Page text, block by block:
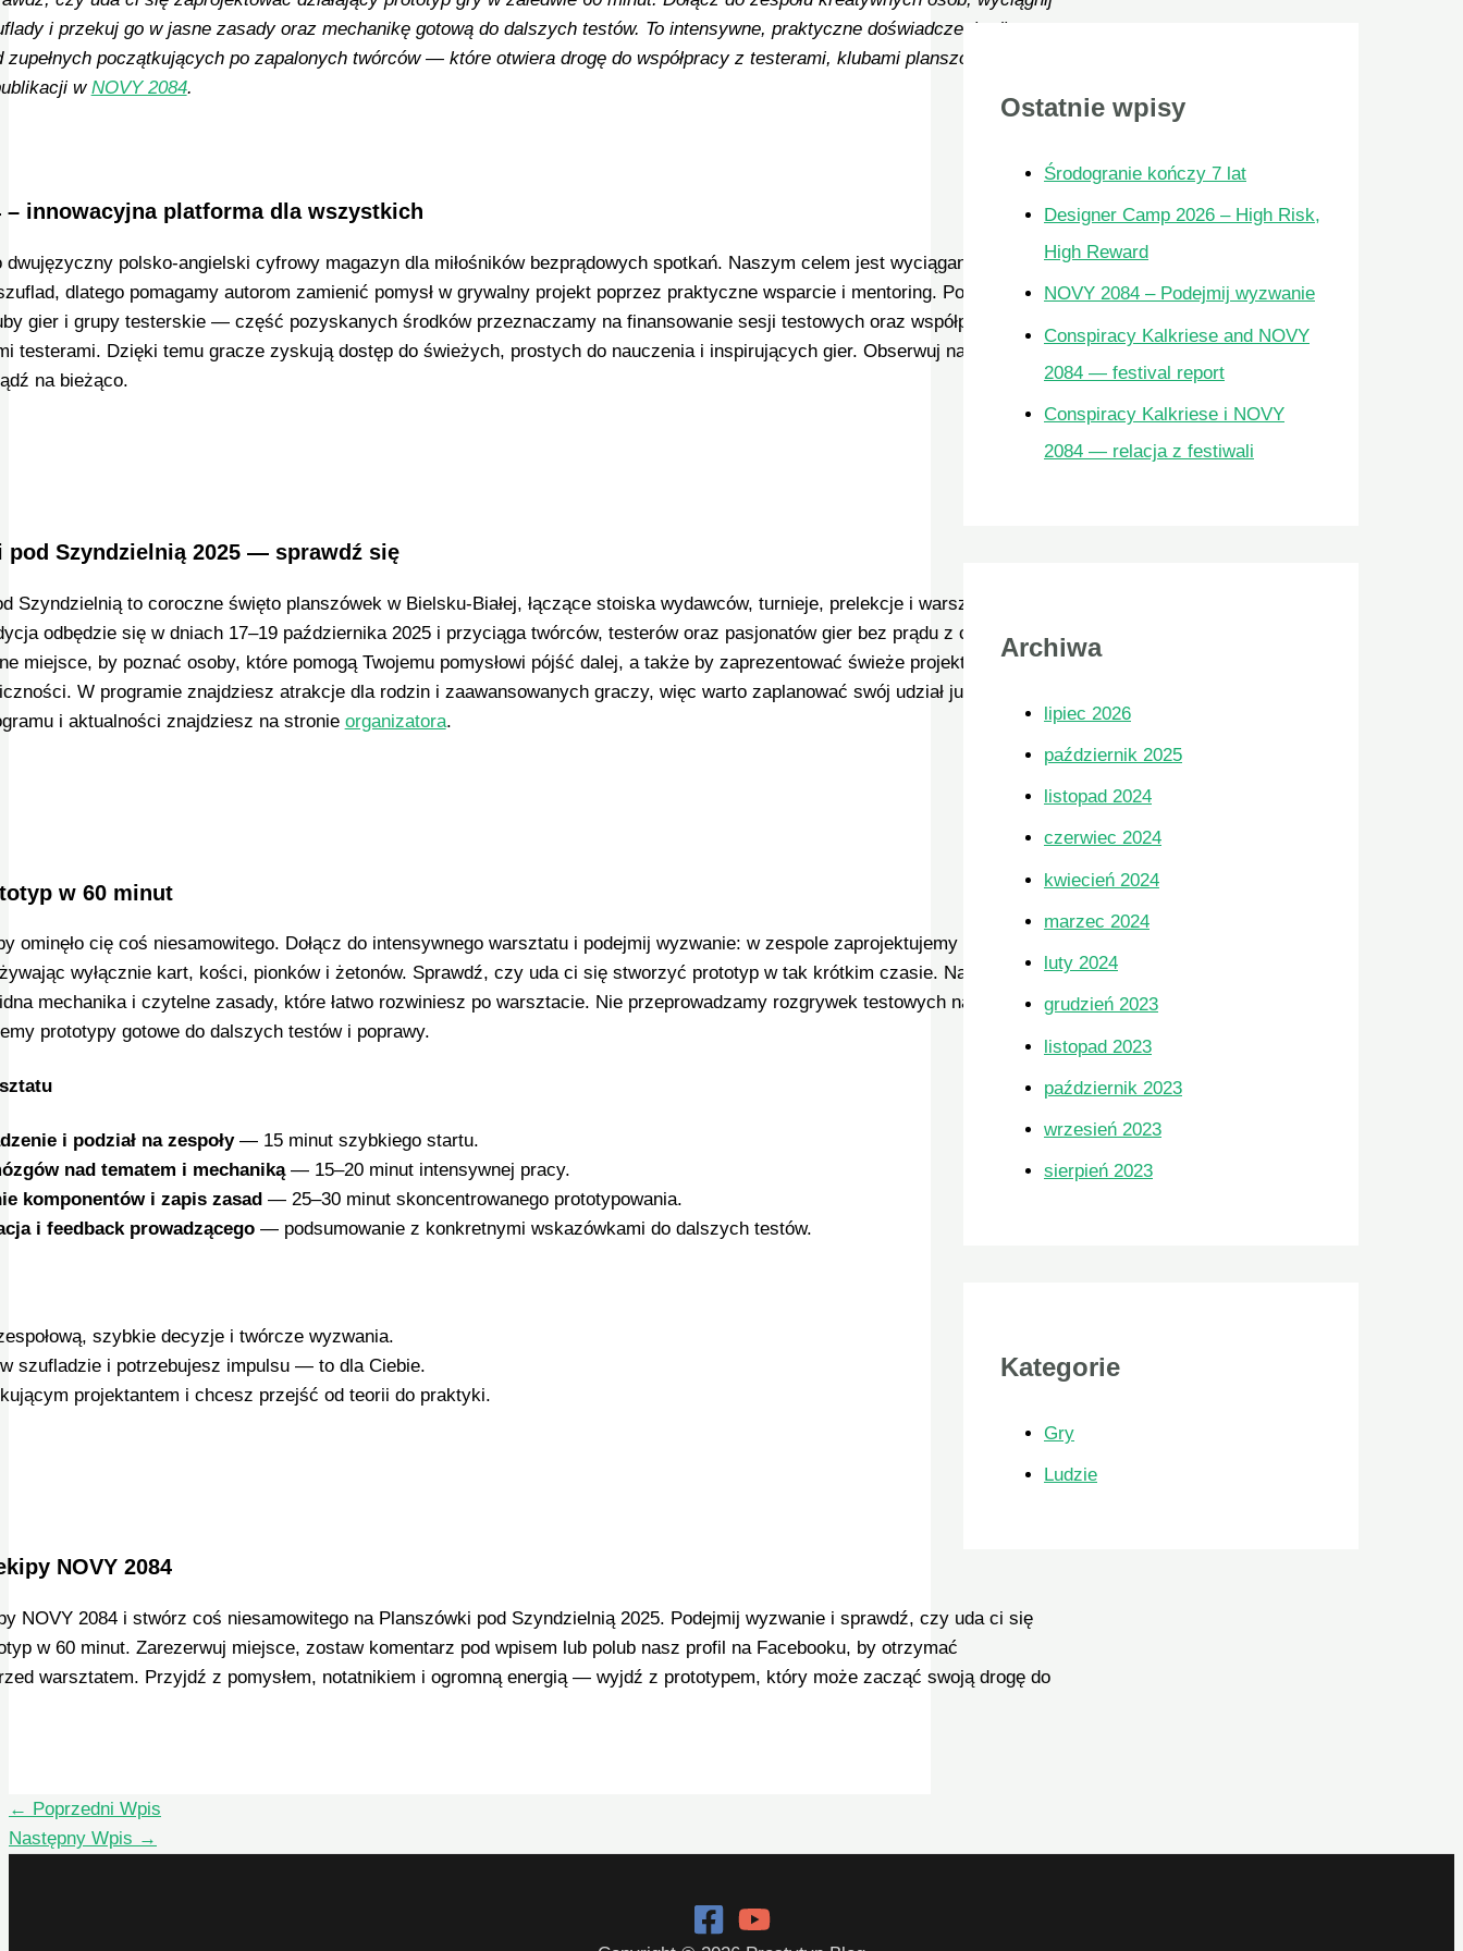
i przekuj go w jasne zasady oraz mechanikę gotową do dalszych testów. To intensywne, praktyczne doświadczenie dla
początkujących po zapalonych twórców — które otwiera drogę do współpracy z testerami, klubami planszowymi i
w NOVY 2084.
– innowacyjna platforma dla wszystkich
dwujęzyczny polsko‑angielski cyfrowy magazyn dla miłośników bezprądowych spotkań. Naszym celem jest wyciąganie
dlatego pomagamy autorom zamienić pomysł w grywalny projekt poprzez praktyczne wsparcie i mentoring. Ponadto
gier i grupy testerskie — część pozyskanych środków przeznaczamy na finansowanie sesji testowych oraz współpracę z
testerami. Dzięki temu gracze zyskują dostęp do świeżych, prostych do nauczenia i inspirujących gier. Obserwuj nas
na bieżąco.
pod Szyndzielnią 2025 — sprawdź się
Szyndzielnią to coroczne święto planszówek w Bielsku‑Białej, łączące stoiska wydawców, turnieje, prelekcje i warsztaty.
odbędzie się w dniach 17–19 października 2025 i przyciąga twórców, testerów oraz pasjonatów gier bez prądu z całego
miejsce, by poznać osoby, które pomogą Twojemu pomysłowi pójść dalej, a także by zaprezentować świeże projekty
W programie znajdziesz atrakcje dla rodzin i zaawansowanych graczy, więc warto zaplanować swój udział już teraz.
i aktualności znajdziesz na stronie organizatora.
w 60 minut
ominęło cię coś niesamowitego. Dołącz do intensywnego warsztatu i podejmij wyzwanie: w zespole zaprojektujemy kompletny
wyłącznie kart, kości, pionków i żetonów. Sprawdź, czy uda ci się stworzyć prototyp w tak krótkim czasie. Naszym
mechanika i czytelne zasady, które łatwo rozwiniesz po warsztacie. Nie przeprowadzamy rozgrywek testowych na miejscu,
prototypy gotowe do dalszych testów i poprawy.
i podział na zespoły— 15 minut szybkiego startu.
nad tematem i mechaniką— 15–20 minut intensywnej pracy.
komponentów i zapis zasad— 25–30 minut skoncentrowanego prototypowania.
i feedback prowadzącego— podsumowanie z konkretnymi wskazówkami do dalszych testów.
szybkie decyzje i twórcze wyzwania.
szufladzie i potrzebujesz impulsu — to dla Ciebie.
projektantem i chcesz przejść od teorii do praktyki.
NOVY 2084
NOVY 2084 i stwórz coś niesamowitego na Planszówki pod Szyndzielnią 2025. Podejmij wyzwanie i sprawdź, czy uda ci się
w 60 minut. Zarezerwuj miejsce, zostaw komentarz pod wpisem lub polub nasz profil na Facebooku, by otrzymać
warsztatem. Przyjdź z pomysłem, notatnikiem i ogromną energią — wyjdź z prototypem, który może zacząć swoją drogę do
← Poprzedni Wpis
Następny Wpis →
d
Ostatnie wpisy
Środogranie kończy 7 lat
Designer Camp 2026 – High Risk,
High Reward
NOVY 2084 – Podejmij wyzwanie
Conspiracy Kalkriese and NOVY
2084 — festival report
Conspiracy Kalkriese i NOVY
2084 — relacja z festiwali
Archiwa
lipiec 2026
październik 2025
listopad 2024
czerwiec 2024
kwiecień 2024
marzec 2024
luty 2024
grudzień 2023
listopad 2023
październik 2023
wrzesień 2023
sierpień 2023
Kategorie
Gry
Ludzie